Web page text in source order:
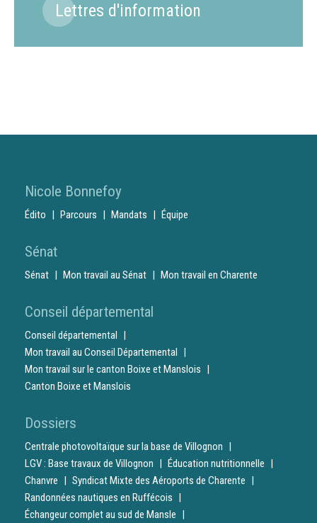
Lettres d'information
Nicole Bonnefoy
Édito Parcours Mandats Équipe
Sénat
Sénat Mon travail au Sénat Mon travail en Charente
Conseil départemental
Conseil départemental
Mon travail au Conseil Départemental
Mon travail sur le canton Boixe et Manslois
Canton Boixe et Manslois
Dossiers
Centrale photovoltaïque sur la base de Villognon
LGV : Base travaux de Villognon
Éducation nutritionnelle
Chanvre
Syndicat Mixte des Aéroports de Charente
Randonnées nautiques en Ruffécois
Échangeur complet au sud de Mansle